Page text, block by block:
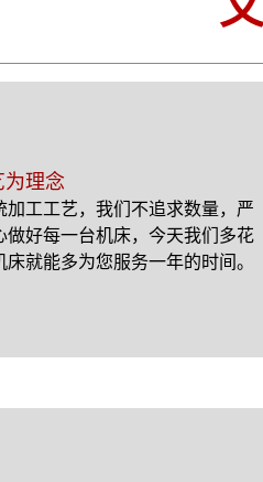
为理念
加工工艺，我们不追求数量，严
做好每一台机床，今天我们多花
就能多为您服务一年的时间。